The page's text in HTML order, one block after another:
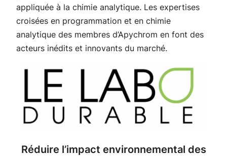
appliquée à la chimie analytique. Les expertises
croisées en programmation et en chimie
analytique des membres d’Apychrom en font des
acteurs inédits et innovants du marché.
Réduire l’impact environnemental des